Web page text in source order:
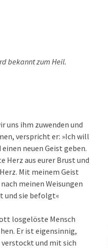
bekannt zum Heil.
uns ihm zuwenden und
verspricht er: »Ich will
neuen Geist geben.
Herz aus eurer Brust und
Mit meinem Geist
meinen Weisungen
und sie befolgt«
losgelöste Mensch
Er ist eigensinnig,
und mit sich